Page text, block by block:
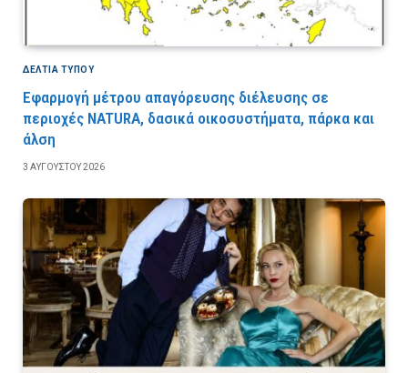
ΔΕΛΤΙΑ ΤΥΠΟΥ
Εφαρμογή μέτρου απαγόρευσης διέλευσης σε
περιοχές NATURA, δασικά οικοσυστήματα, πάρκα και
άλση
3 ΑΥΓΟΎΣΤΟΥ 2026